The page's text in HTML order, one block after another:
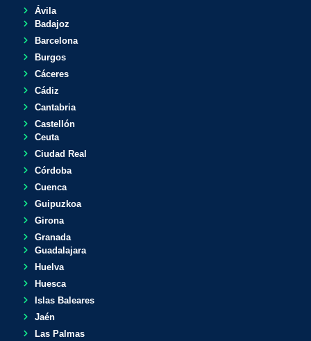
Ávila
Badajoz
Barcelona
Burgos
Cáceres
Cádiz
Cantabria
Castellón
Ceuta
Ciudad Real
Córdoba
Cuenca
Guipuzkoa
Girona
Granada
Guadalajara
Huelva
Huesca
Islas Baleares
Jaén
Las Palmas